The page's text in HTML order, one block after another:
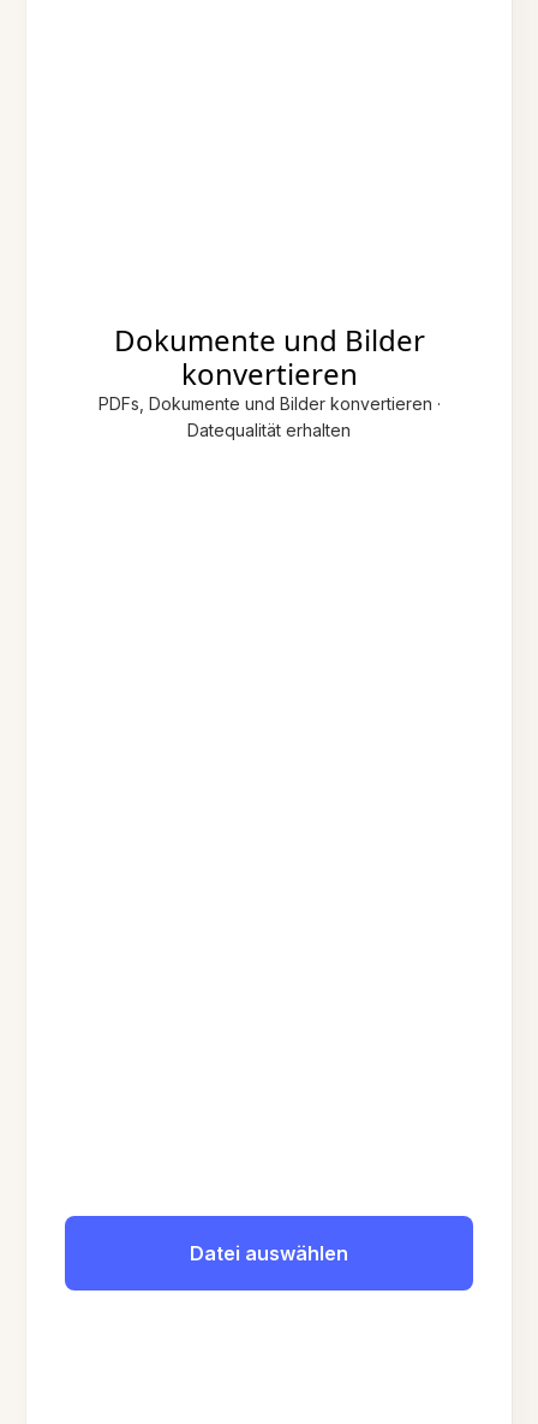
Dokumente und Bilder
konvertieren
PDFs, Dokumente und Bilder konvertieren ·
Datequalität erhalten
Datei auswählen